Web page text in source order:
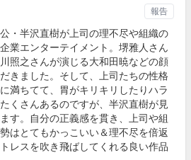
・半沢直樹が上司の理不尽や組織の
業エンターテイメント。堺雅人さん
照之さんが演じる大和田暁などの顔
きました。そして、上司たちの性格
満ちてて、胃がキリキリしたりハラ
くさんあるのですが、半沢直樹が見
す。自分の正義感を貫き、上司や組
はとてもかっこいい＆理不尽を倍返
レスを吹き飛ばしてくれる良い作品
報告